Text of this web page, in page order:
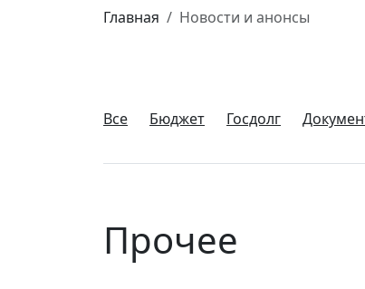
Главная Новости и анонсы
Все Бюджет Госдолг
Прочее